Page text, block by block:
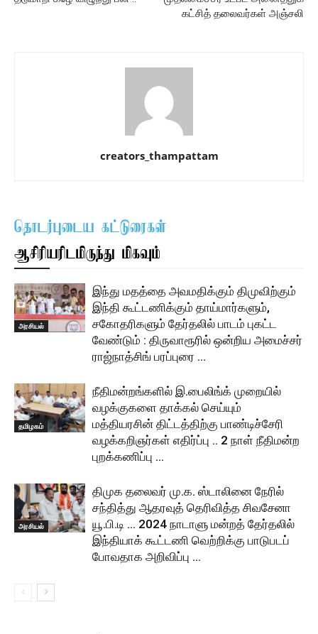
கட்சித் தலைவர்கள் அஞ்சலி
creators_thampattam
தொடர்புடைய கட்டுரைகள்
ஆசிரியரிடமிருந்து மிகவும்
அரசியல்
இந்து மதத்தை அவமதிக்கும் திமுவிற்கும்
இந்தி கூட்டணிக்கும் தாய்மார்களும்,
சகோதரிகளும் தேர்தலில் பாடம் புகட்ட
வேண்டும் : திருவாரூரில் ஒன்றிய அமைச்சர்
ராஜ்நாத்சிங் பரப்புரை …
தமிழகம்
நீதிமன்றங்களில் இ.பைலிங்க் முறையில்
வழக்குகளை தாக்கல் செய்யும்
மத்தியரசின் திட்டத்திற்கு பாண்டிச்சேரி
வழக்கறிஞர்கள் எதிர்ப்பு .. 2 நாள் நீதிமன்ற
புறக்கணிப்பு …
அரசியல்
திமுக தலைவர் மு.க. ஸ்டாலினை நேரில்
சந்தித்து ஆதரவுத் தெரிவித்த சிவசேனா
யூ.பி.டி … 2024 நாடாளு மன்றத் தேர்தலில்
இந்தியாக் கூட்டணி வெற்றிக்கு பாடுபடப்
போவதாக அறிவிப்பு …